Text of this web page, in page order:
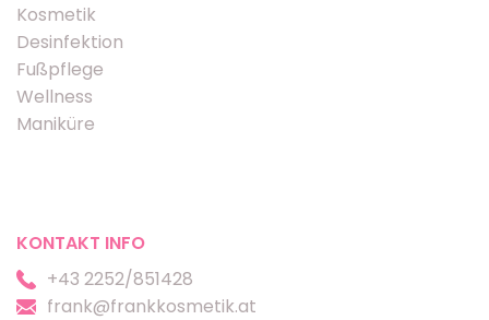
Kosmetik
Desinfektion
Fußpflege
Wellness
Maniküre
KONTAKT INFO
+43 2252/851428
frank@frankkosmetik.at